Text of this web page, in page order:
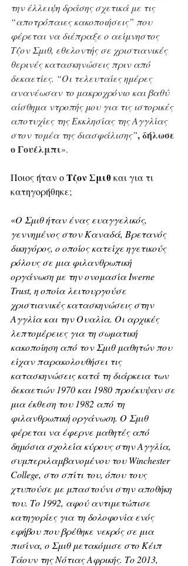
την έλλειψη δράσης σχετικά με τις
“αποτρόπαιες κακοποιήσεις” που
φέρεται να διέπραξε ο αείμνηστος
Τζον Σμιθ, εθελοντής σε χριστιανικές
θερινές κατασκηνώσεις πριν από
δεκαετίες. “Οι τελευταίες ημέρες
ανανέωσαν το μακροχρόνιο και βαθύ
αίσθημα ντροπής μου για τις ιστορικές
αποτυχίες της Εκκλησίας της Αγγλίας
στον τομέα της διασφάλισης”, δήλωσε
ο Γουέλμπι».
Ποιος ήταν ο Τζον Σμιθ και για τι
κατηγορήθηκε;
«Ο Σμιθ ήταν ένας ευαγγελικός,
γεννημένος στον Καναδά, Βρετανός
δικηγόρος, ο οποίος κατείχε ηγετικούς
ρόλους σε μια φιλανθρωπική
οργάνωση με την ονομασία Iwerne
Trust, η οποία λειτουργούσε
χριστιανικές κατασκηνώσεις στην
Αγγλία και την Ουαλία. Οι αρχικές
λεπτομέρειες για τη σωματική
κακοποίηση από τον Σμιθ μαθητών που
είχαν παρακολουθήσει τις
κατασκηνώσεις κατά τη διάρκεια των
δεκαετιών 1970 και 1980 προέκυψαν σε
μια έκθεση του 1982 από τη
φιλανθρωπική οργάνωση. Ο Σμιθ
φέρεται να έφερνε μαθητές από
δημόσια σχολεία κύρους στην Αγγλία,
συμπεριλαμβανομένου του Winchester
College, στο σπίτι του, όπου τους
χτυπούσε με μπαστούνι στην αποθήκη
του. Το 1992, αφού αντιμετώπισε
κατηγορίες για τη δολοφονία ενός
εφήβου που βρέθηκε νεκρός σε μια
πισίνα, ο Σμιθ μετακόμισε στο Κέιπ
Τάουν της Νότιας Αφρικής. Το 2013,